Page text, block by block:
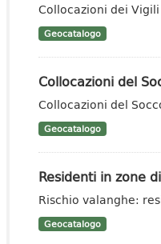
Collocazioni dei
Geocatalogo
Collocazioni del
Collocazioni del
Geocatalogo
Residenti in zone
Rischio valanghe:
Geocatalogo